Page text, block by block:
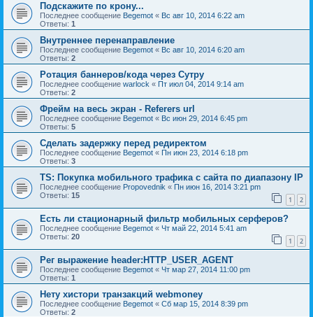
Подскажите по крону...
Последнее сообщение Begemot « Вс авг 10, 2014 6:22 am
Ответы: 1
Внутреннее перенаправление
Последнее сообщение Begemot « Вс авг 10, 2014 6:20 am
Ответы: 2
Ротация баннеров/кода через Сутру
Последнее сообщение warlock « Пт июл 04, 2014 9:14 am
Ответы: 2
Фрейм на весь экран - Referers url
Последнее сообщение Begemot « Вс июн 29, 2014 6:45 pm
Ответы: 5
Сделать задержку перед редиректом
Последнее сообщение Begemot « Пн июн 23, 2014 6:18 pm
Ответы: 3
TS: Покупка мобильного трафика с сайта по диапазону IP
Последнее сообщение Propovednik « Пн июн 16, 2014 3:21 pm
Ответы: 15 1 2
Есть ли стационарный фильтр мобильных серферов?
Последнее сообщение Begemot « Чт май 22, 2014 5:41 am
Ответы: 20 1 2
Рег выражение header:HTTP_USER_AGENT
Последнее сообщение Begemot « Чт мар 27, 2014 11:00 pm
Ответы: 1
Нету хистори транзакций webmoney
Последнее сообщение Begemot « Сб мар 15, 2014 8:39 pm
Ответы: 2